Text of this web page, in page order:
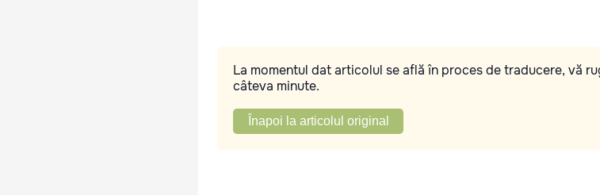
La momentul dat articolul se află în proces de traducere, vă
câteva minute.
Înapoi la articolul original